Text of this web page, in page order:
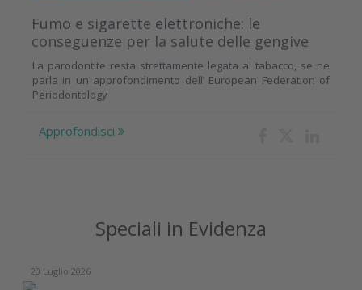
Fumo e sigarette elettroniche: le
conseguenze per la salute delle gengive
La parodontite resta strettamente legata al tabacco, se ne
parla in un approfondimento dell’ European Federation of
Periodontology
Approfondisci
Speciali in Evidenza
20 Luglio 2026